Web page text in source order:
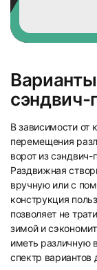
сэндвич-
В зависимости от
перемещения
ворот из сэндвич-
Раздвижная
вручную или с
конструкция
позволяет не
зимой и
иметь различную
спектр вариантов